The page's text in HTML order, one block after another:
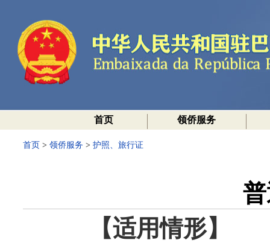
首页 领侨服务
首页 > 领侨服务 > 护照、旅行证
【适用情形】